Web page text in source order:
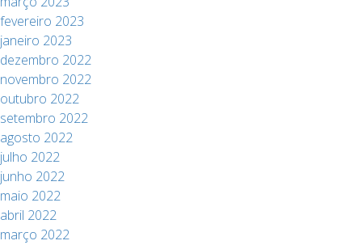
fevereiro 2023
janeiro 2023
dezembro 2022
novembro 2022
outubro 2022
setembro 2022
agosto 2022
julho 2022
junho 2022
maio 2022
abril 2022
março 2022